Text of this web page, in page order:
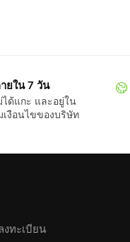
ยใน 7 วัน
ด้แกะ และอยู่ใน
งือนไขของบริษัท
งทะเบียน